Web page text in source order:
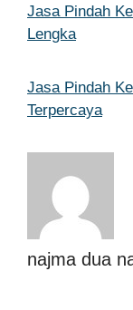
Jasa Pindah
Lengka
Jasa Pindah
Terpercaya
najma dua